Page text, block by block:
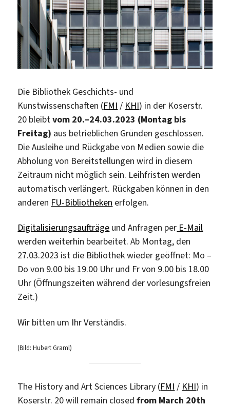
Die Bibliothek Geschichts- und
Kunstwissenschaften (FMI / KHI) in der Koserstr.
20 bleibtvom 20.–24.03.2023 (Montag bis
Freitag) aus betrieblichen Gründen geschlossen.
Die Ausleihe und Rückgabe von Medien sowie die
Abholung von Bereitstellungen wird in diesem
Zeitraum nicht möglich sein. Leihfristen werden
automatisch verlängert. Rückgaben können in den
anderen FU-Bibliotheken erfolgen.
Digitalisierungsaufträge und Anfragen per E-Mail
werden weiterhin bearbeitet. Ab Montag, den
27.03.2023 ist die Bibliothek wieder geöffnet: Mo –
Do von 9.00 bis 19.00 Uhr und Fr von 9.00 bis 18.00
Uhr (Öffnungszeiten während der vorlesungsfreien
Zeit.)
Wir bitten um Ihr Verständis.
(Bild: Hubert Graml)
The History and Art Sciences Library (FMI / KHI) in
Koserstr. 20 will remain closed from March 20th